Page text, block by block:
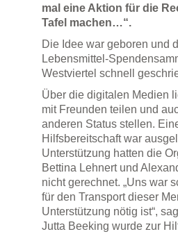
mal eine Aktion für die
Tafel machen…“.
Die Idee war geboren und
Lebensmittel-
Westviertel schnell
Über die digitalen Medien
mit Freunden teilen und
anderen Status stellen.
Hilfsbereitschaft war
Unterstützung hatten die
Bettina Lehnert und
nicht gerechnet. „Uns war
für den Transport dieser
Unterstützung nötig ist“,
Jutta Beeking wurde zur